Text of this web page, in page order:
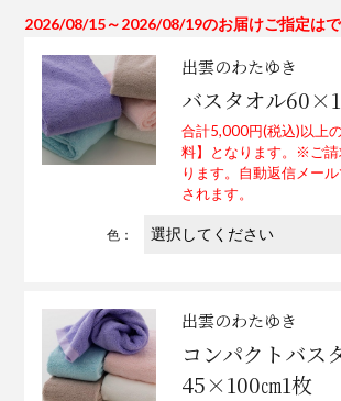
2026/08/15～2026/08/19のお届けご指定はで
出雲のわたゆき
バスタオル
合計5,000円(税込)以上
料】となります。※ご請
ります。自動返信メー
されます。
色：
出雲のわたゆき
コンパクトバス
45×100㎝1枚